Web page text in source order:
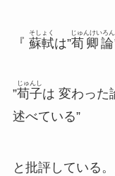
『 蘇軾
そしょく
は”荀卿論
じゅんけいろん
”荀子
じゅんし
は 変わった
述べている”
と批評している